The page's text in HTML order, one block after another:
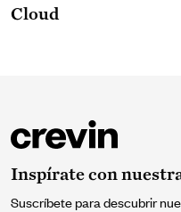
Cloud
Inspírate con
Suscríbete para descubrir